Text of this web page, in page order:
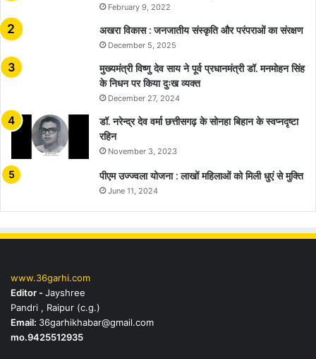
February 9, 2022
अखरा विकास : जनजातीय संस्कृति और परंपराओं का संरक्षण
December 5, 2025
मुख्यमंत्री विष्णु देव साय ने पूर्व प्रधानमंत्री डॉ. मनमोहन सिंह
के निधन पर किया दुःख व्यक्त
December 27, 2024
डॉ. नरेन्द्र देव वर्मा छत्तीसगढ़ के सोनहा बिहान के स्वप्नदृष्टा
रहिन
November 3, 2023
पीएम उज्ज्वला योजना : लाखों महिलाओं को मिली धुएं से मुक्ति
June 11, 2024
www.36garhi.com
Editor -Jayshree
Pandri , Raipur (c.g.)
Email: 36garhikhabar@gmail.com
mo.9425512935